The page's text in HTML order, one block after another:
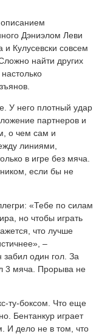
описанием
Дэниэлом Леви
и Кулусевски совсем
найти других
У него плотный удар
партнеров и
о чем сам и
линиями,
в игре без мяча.
если бы не
«Тебе по силам
но чтобы играть
что лучше
–
один гол. За
3 мяча. Прорыва не
ту-боксом. Что еще
Бентанкур играет
И дело не в том, что